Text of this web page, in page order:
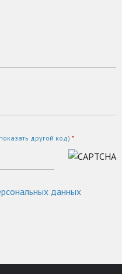
показать другой код) *
данных